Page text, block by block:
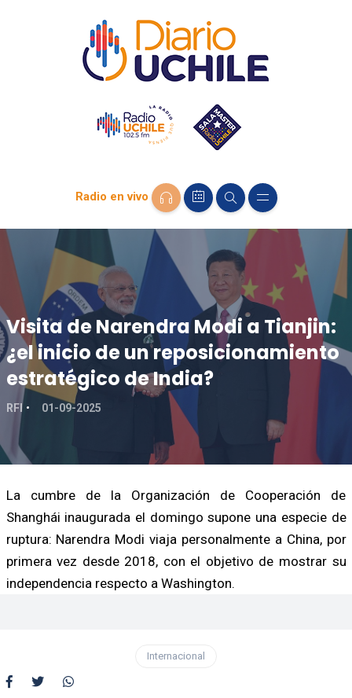
Radio en vivo
Visita de Narendra Modi a Tianjin:
¿el inicio de un reposicionamiento
estratégico de India?
RFI 01-09-2025
La cumbre de la Organización de Cooperación de
Shanghái inaugurada el domingo supone una especie de
ruptura: Narendra Modi viaja personalmente a China, por
primera vez desde 2018, con el objetivo de mostrar su
independencia respecto a Washington.
Internacional